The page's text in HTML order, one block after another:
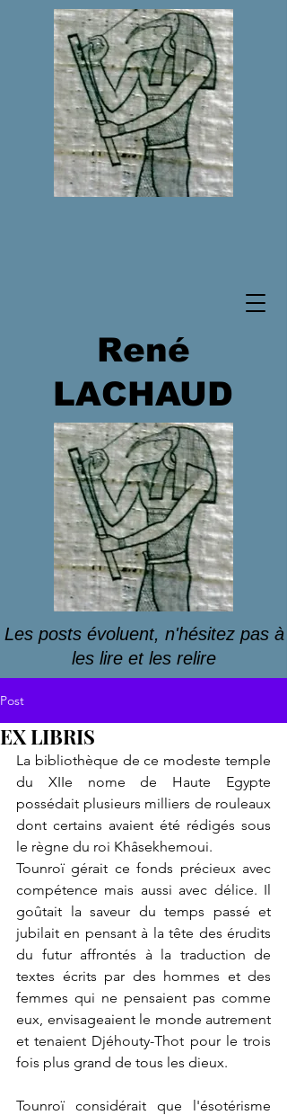
René
LACHAUD
Les posts évoluent, n'hésitez pas à
les lire et les relire
Post
EX LIBRIS
La bibliothèque de ce modeste temple
du XIIe nome de Haute Egypte
possédait plusieurs milliers de rouleaux
dont certains avaient été rédigés sous
le règne du roi Khâsekhemoui.
Tounroï gérait ce fonds précieux avec
compétence mais aussi avec délice. Il
goûtait la saveur du temps passé et
jubilait en pensant à la tête des érudits
du futur affrontés à la traduction de
textes écrits par des hommes et des
femmes qui ne pensaient pas comme
eux, envisageaient le monde autrement
et tenaient Djéhouty-Thot pour le trois
fois plus grand de tous les dieux.
Tounroï considérait que l'ésotérisme